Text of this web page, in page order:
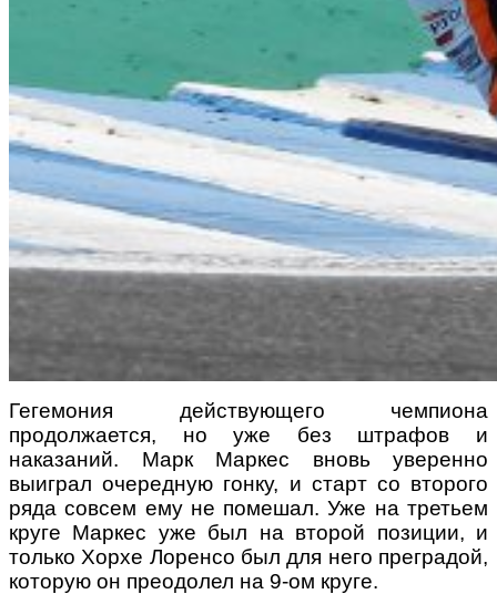
Гегемония действующего чемпиона
продолжается, но уже без штрафов и
наказаний. Марк Маркес вновь уверенно
выиграл очередную гонку, и старт со второго
ряда совсем ему не помешал. Уже на третьем
круге Маркес уже был на второй позиции, и
только Хорхе Лоренсо был для него преградой,
которую он преодолел на 9-ом круге.